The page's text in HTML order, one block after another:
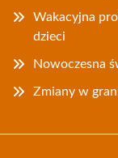
Wakacyjna
dzieci
Nowoczesna
Zmiany w